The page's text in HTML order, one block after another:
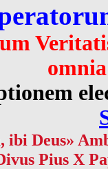
ibi Deus»
Pius X